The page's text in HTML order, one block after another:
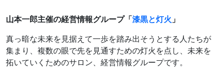
山本一郎主催の経営情報グループ「漆黒と灯火 」
真っ暗な未来を見据えて一歩を踏み出そうとする人たちが
集まり、複数の眼で先を見通すための灯火を点し、未来を
拓いていくためのサロン、経営情報グループです。